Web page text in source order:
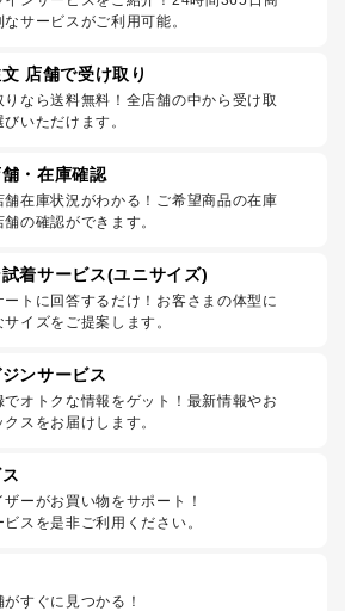
サービスがご利用可能。
店舗で受け取り
りなら送料無料！全店舗の中から受け取
いただけます。
・在庫確認
舗在庫状況がわかる！ご希望商品の在庫
の確認ができます。
着サービス(ユニサイズ)
ートに回答するだけ！お客さまの体型に
イズをご提案します。
ンサービス
でオトクな情報をゲット！最新情報やお
スをお届けします。
ーがお買い物をサポート！
スを是非ご利用ください。
すぐに見つかる！